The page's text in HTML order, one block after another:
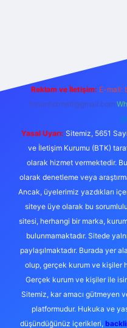
Reklam ve İletişim: E-mail:
forumhizmeti@gmail.com
Yasal Uyarı: Sitemiz, 5651
ve İletişim Kurumu (BTK)
olarak hizmet vermektedir.
olarak denetleme veya
Ancak, üyelerimiz yazdıkları
siteye üye olarak bu
sitesi, herhangi bir marka,
bulunmamaktadır. Sitede
paylaşılmaktadır. Burada yer
olup, gerçek kurum ve kişiler
Gerçek kurum ve kişiler ile
Sitemiz, kar amacı gütmeyen
platformudur. Hukuka ve
düşündüğünüz içerikleri,